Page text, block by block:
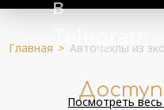
Главная > Авточехлы из
Посмотреть